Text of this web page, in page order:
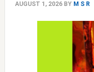
AUGUST 1, 2026BY M S R